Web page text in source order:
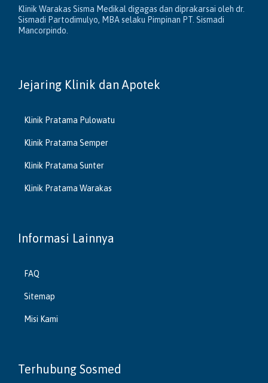
Klinik Warakas Sisma Medikal digagas dan diprakarsai oleh dr.
Sismadi Partodimulyo, MBA selaku Pimpinan PT. Sismadi
Mancorpindo.
Jejaring Klinik dan Apotek
Klinik Pratama Pulowatu
Klinik Pratama Semper
Klinik Pratama Sunter
Klinik Pratama Warakas
Informasi Lainnya
FAQ
Sitemap
Misi Kami
Terhubung Sosmed